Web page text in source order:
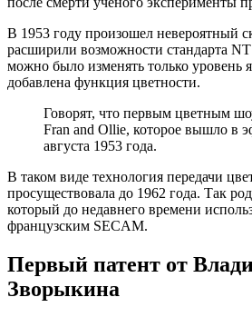
В 1953 году произошел невероятный
расширили возможности стандарта
можно было изменять только уровень
добавлена ​​функция цветности.
Говорят, что первым цветным
Fran and Ollie, которое вышло в
августа 1953 года.
В таком виде технология передачи
просуществовала до 1962 года. Так
который до недавнего времени
французским SECAM.
Первый патент от
Зворыкина